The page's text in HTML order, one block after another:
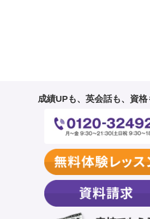
成績UPも、英会話も、資格